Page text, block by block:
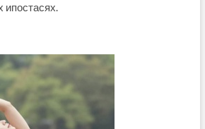
ипостасях.